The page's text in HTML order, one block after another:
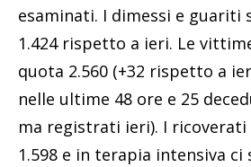
esaminati. I dimessi e guariti
1.424 rispetto a ieri. Le
quota 2.560 (+32 rispetto a
nelle ultime 48 ore e 25
ma registrati ieri). I
1.598 e in terapia intensiva ci